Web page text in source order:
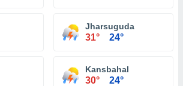
Jharsuguda
31° 24°
Kansbahal
30° 24°